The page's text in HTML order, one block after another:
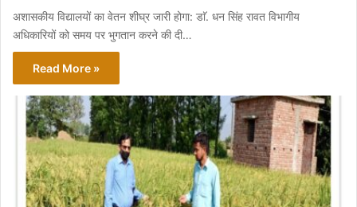
अशासकीय विद्यालयों का वेतन शीघ्र जारी होगा: डाॅ. धन सिंह रावत विभागीय
अधिकारियों को समय पर भुगतान करने की दी…
Read More »